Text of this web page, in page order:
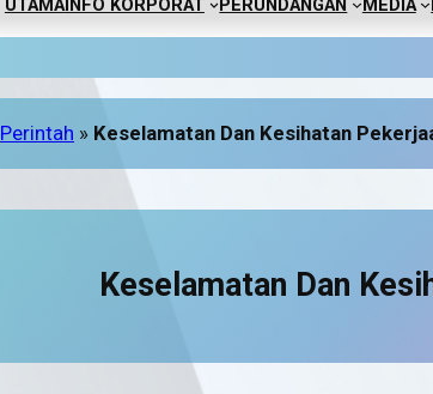
UTAMAINFO KORPORAT PERUNDANGAN MEDIA
Perintah » Keselamatan Dan Kesihatan
Keselamatan Dan